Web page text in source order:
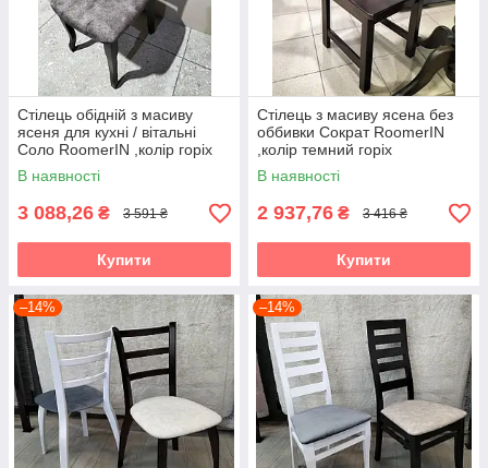
Стілець обідній з масиву
ясеня для кухні / вітальні
Соло RoomerIN ,колір горіх
В наявності
3 088,26 ₴ 3 591 ₴
Купити
Стілець з масиву ясена без
оббивки Сократ RoomerIN
,колір темний горіх
В наявності
2 937,76 ₴ 3 416 ₴
Купити
–14% –14%